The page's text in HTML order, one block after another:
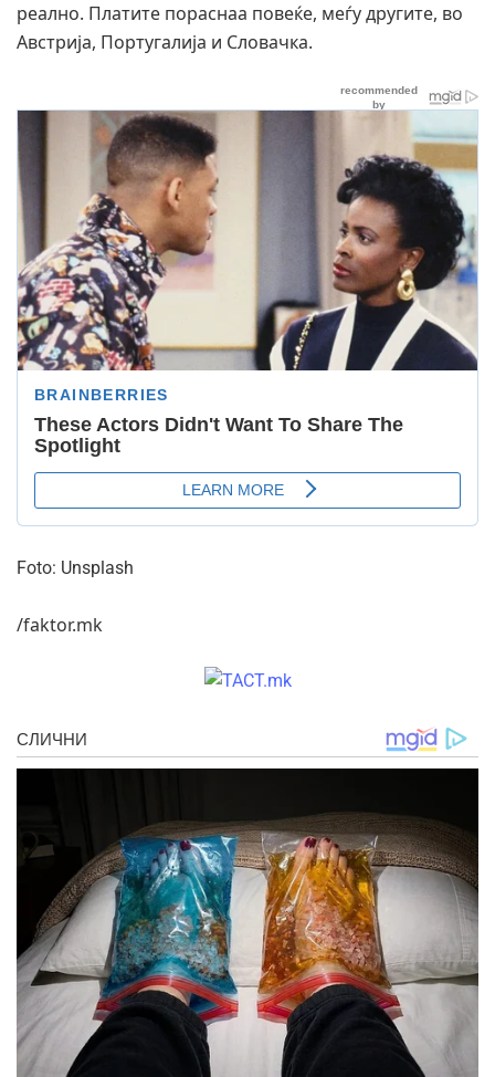
реално. Платите пораснаа повеќе, меѓу другите, во
Австрија, Португалија и Словачка.
Foto: Unsplash
/faktor.mk